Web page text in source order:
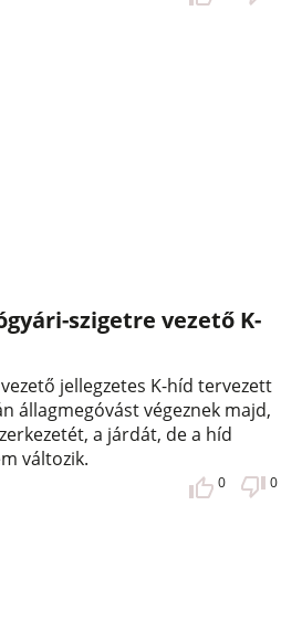
szigetre vezető K-
jellegzetes K-híd tervezett
állagmegóvást végeznek majd,
a járdát, de a híd
változik.
0 0